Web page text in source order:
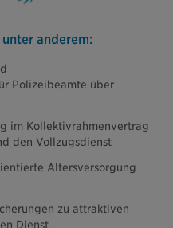
unter anderem:
Polizeibeamte über
im Kollektivrahmenvertrag
den Vollzugsdienst
Altersversorgung
zu attraktiven
Dienst